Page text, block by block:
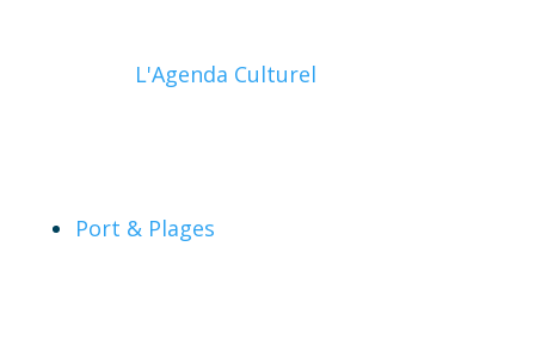
L'Agenda Culturel
Port & Plages